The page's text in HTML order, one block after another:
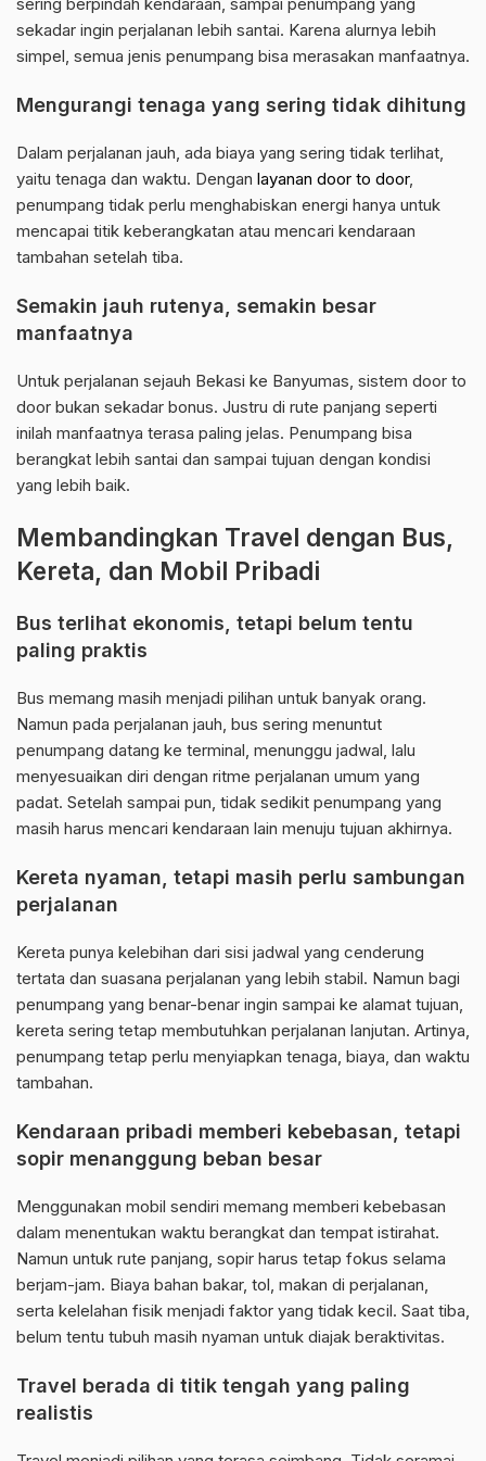
sering berpindah kendaraan, sampai penumpang yang
sekadar ingin perjalanan lebih santai. Karena alurnya lebih
simpel, semua jenis penumpang bisa merasakan manfaatnya.
Mengurangi tenaga yang sering tidak dihitung
Dalam perjalanan jauh, ada biaya yang sering tidak terlihat,
yaitu tenaga dan waktu. Dengan layanan door to door,
penumpang tidak perlu menghabiskan energi hanya untuk
mencapai titik keberangkatan atau mencari kendaraan
tambahan setelah tiba.
Semakin jauh rutenya, semakin besar
manfaatnya
Untuk perjalanan sejauh Bekasi ke Banyumas, sistem door to
door bukan sekadar bonus. Justru di rute panjang seperti
inilah manfaatnya terasa paling jelas. Penumpang bisa
berangkat lebih santai dan sampai tujuan dengan kondisi
yang lebih baik.
Membandingkan Travel dengan Bus,
Kereta, dan Mobil Pribadi
Bus terlihat ekonomis, tetapi belum tentu
paling praktis
Bus memang masih menjadi pilihan untuk banyak orang.
Namun pada perjalanan jauh, bus sering menuntut
penumpang datang ke terminal, menunggu jadwal, lalu
menyesuaikan diri dengan ritme perjalanan umum yang
padat. Setelah sampai pun, tidak sedikit penumpang yang
masih harus mencari kendaraan lain menuju tujuan akhirnya.
Kereta nyaman, tetapi masih perlu sambungan
perjalanan
Kereta punya kelebihan dari sisi jadwal yang cenderung
tertata dan suasana perjalanan yang lebih stabil. Namun bagi
penumpang yang benar-benar ingin sampai ke alamat tujuan,
kereta sering tetap membutuhkan perjalanan lanjutan. Artinya,
penumpang tetap perlu menyiapkan tenaga, biaya, dan waktu
tambahan.
Kendaraan pribadi memberi kebebasan, tetapi
sopir menanggung beban besar
Menggunakan mobil sendiri memang memberi kebebasan
dalam menentukan waktu berangkat dan tempat istirahat.
Namun untuk rute panjang, sopir harus tetap fokus selama
berjam-jam. Biaya bahan bakar, tol, makan di perjalanan,
serta kelelahan fisik menjadi faktor yang tidak kecil. Saat tiba,
belum tentu tubuh masih nyaman untuk diajak beraktivitas.
Travel berada di titik tengah yang paling
realistis